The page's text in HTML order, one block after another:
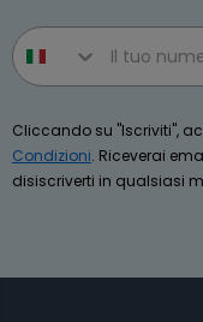
Phone number
Cliccando su "Iscriviti",
Condizioni. Riceverai
disiscriverti in qualsiasi